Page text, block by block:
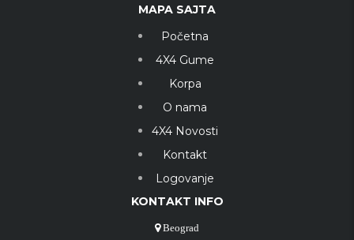
MAPA SAJTA
Početna
4X4 Gume
Korpa
O nama
4X4 Novosti
Kontakt
Logovanje
KONTAKT INFO
Beograd